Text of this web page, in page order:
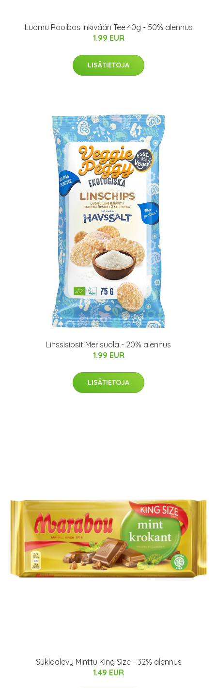
Luomu Rooibos Inkivääri Tee 40g - 50% alennus
1.99 EUR
LISÄTIETOJA
Linssisipsit Merisuola - 20% alennus
1.99 EUR
LISÄTIETOJA
Suklaalevy Minttu King Size - 32% alennus
1.49 EUR